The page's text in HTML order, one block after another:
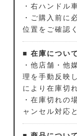
・右ハンドル
・ご購入前に
位置をご確認
■ 在庫について
・他店舗・他
理を手動反映
により在庫切
・在庫切れの
ャンセル対応